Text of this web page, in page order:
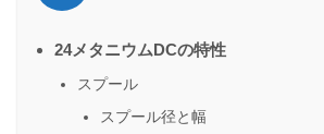
24メタニウムDCの特性
スプール
スプール径と幅